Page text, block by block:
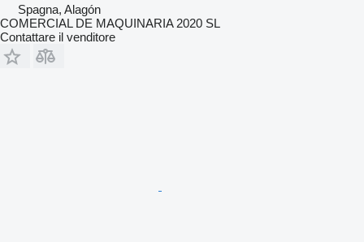
Spagna, Alagón
COMERCIAL DE MAQUINARIA 2020 SL
Contattare il venditore